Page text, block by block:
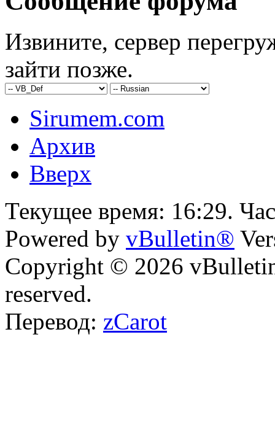
Извините, сервер
зайти позже.
Sirumem.com
Архив
Вверх
Текущее время: 16:29.
Powered by vBulletin®
Copyright © 2026
reserved.
Перевод: zCarot